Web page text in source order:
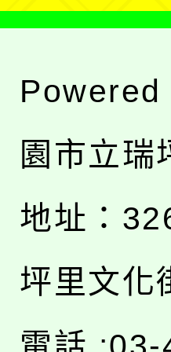
Powered
園市立瑞
地址：
坪里文化